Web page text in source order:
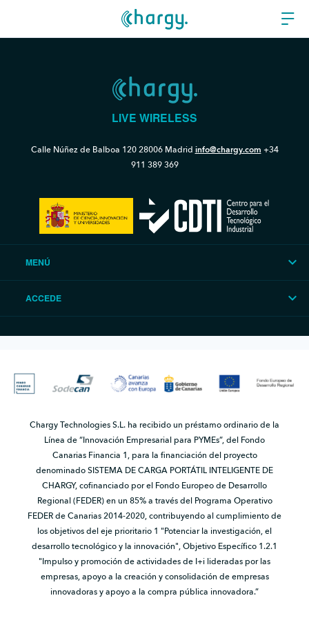
LIVE WIRELESS
Calle Núñez de Balboa 12028006 Madrid info@chargy.com +34
911 389 369
MENÚ
ACCEDE
Chargy Technologies S.L. ha recibido un préstamo ordinario de la
Línea de “Innovación Empresarial para PYMEs”, del Fondo
Canarias Financia 1, para la financiación del proyecto
denominado SISTEMA DE CARGA PORTÁTIL INTELIGENTE DE
CHARGY, cofinanciado por el Fondo Europeo de Desarrollo
Regional (FEDER) en un 85% a través del Programa Operativo
FEDER de Canarias 2014-2020, contribuyendo al cumplimiento de
los objetivos del eje prioritario 1 "Potenciar la investigación, el
desarrollo tecnológico y la innovación", Objetivo Específico 1.2.1
"Impulso y promoción de actividades de I+i lideradas por las
empresas, apoyo a la creación y consolidación de empresas
innovadoras y apoyo a la compra pública innovadora.”